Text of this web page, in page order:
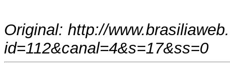
Original: http://
id=112&canal=4&s=17&ss=0